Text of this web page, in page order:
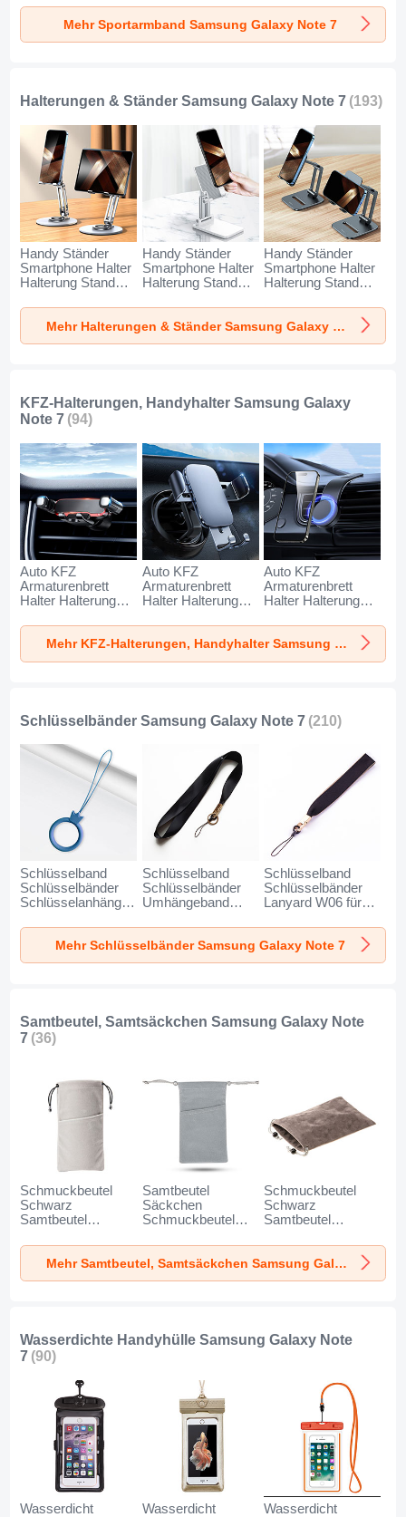
Universal A11 für
Samsung Galaxy
Note 7 Blau
Universal G03 für
Samsung Galaxy
Note 7 Schwarz
Universal A10 für
Samsung Galaxy
Note 7 Grün
Mehr Sportarmband Samsung Galaxy Note 7
Halterungen & Ständer Samsung Galaxy Note 7 (193)
Handy Ständer
Smartphone Halter
Halterung Stand
Samsung Galaxy
Note 7 Silber
Handy Ständer
Smartphone Halter
Halterung Stand
Samsung Galaxy
Note 7 Weiß
Handy Ständer
Smartphone Halter
Halterung Stand
Samsung Galaxy
Note 7 Schwarz
Mehr Halterungen & Ständer Samsung Galaxy Note 7
KFZ-Halterungen, Handyhalter Samsung Galaxy
Note 7 (94)
Auto KFZ
Armaturenbrett
Halter Halterung
AutoHalter
Halterungung
Handy BS6 für
Auto KFZ
Armaturenbrett
Halter Halterung
AutoHalter
Halterungung
Handy BS3 für
Auto KFZ
Armaturenbrett
Halter Halterung
AutoHalter
Halterungung
Magnet Handy BS1
Mehr KFZ-Halterungen, Handyhalter Samsung Galaxy Note 7
Schlüsselbänder Samsung Galaxy Note 7 (210)
Schlüsselband
Schlüsselbänder
Schlüsselanhänger
für Samsung
Galaxy Note 7 Blau
Schlüsselband
Schlüsselbänder
Umhängeband
Samsung Galaxy
Note 7 Schwarz
Schlüsselband
Schlüsselbänder
Lanyard W06 für
Note 7 Schwarz
Mehr Schlüsselbänder Samsung Galaxy Note 7
Samtbeutel, Samtsäckchen Samsung Galaxy Note
7 (36)
Schmuckbeutel
Schwarz
Samtbeutel
Universal K02 für
Samsung Galaxy
Note 7 Grau
Samtbeutel
Säckchen
Schmuckbeutel
für Samsung
Galaxy Note 7
Grau
Schmuckbeutel
Schwarz
Samtbeutel
Universal S05 für
Samsung Galaxy
Note 7 Braun
Mehr Samtbeutel, Samtsäckchen Samsung Galaxy Note 7
Wasserdichte Handyhülle Samsung Galaxy Note
7 (90)
Wasserdicht
Wasserdicht
Wasserdicht